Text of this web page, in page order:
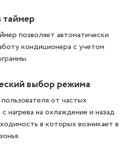
позволяет автоматически
кондиционера с учетом
выбор режима
от частых
нагрева на охлаждение и назад
в которых возникает в